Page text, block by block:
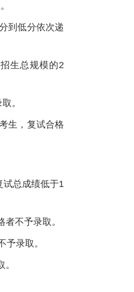
到低分依次递
生总规模的2
。
生，复试合格
试总成绩低于1
不予录取。
录取。